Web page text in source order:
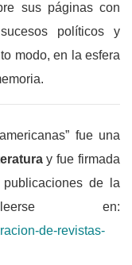
sus páginas con
políticos y
modo, en la esfera
fue una
y fue firmada
de la
en:
de-revistas-